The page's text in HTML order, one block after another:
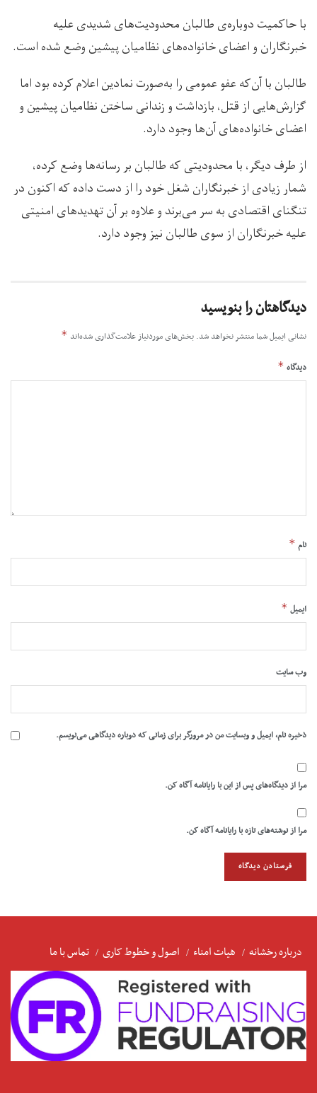
با حاکمیت دوباره‌ی طالبان محدودیت‌های شدیدی علیه
خبرنگاران و اعضای خانواده‌های نظامیان پیشین وضع شده است.
طالبان با آن‌که عفو عمومی را به‌صورت نمادین اعلام کرده بود اما
گزارش‌هایی از قتل، بازداشت و زندانی ساختن نظامیان پیشین و
اعضای خانواده‌های آن‌ها وجود دارد.
از طرف دیگر، با محدودیتی که طالبان بر رسانه‌ها وضع کرده،
شمار زیادی از خبرنگاران شغل خود را از دست داده که اکنون در
تنگنای اقتصادی به سر می‌برند و علاوه بر آن تهدیدهای امنیتی
علیه خبرنگاران از سوی طالبان نیز وجود دارد.
دیدگاهتان را بنویسید
نشانی ایمیل شما منتشر نخواهد شد. بخش‌های موردنیاز علامت‌گذاری شده‌اند *
دیدگاه *
نام *
ایمیل *
وب‌ سایت
ذخیره نام، ایمیل و وبسایت من در مرورگر برای زمانی که دوباره دیدگاهی می‌نویسم.
مرا از دیدگاه‌های پس از این با رایانامه آگاه کن.
مرا از نوشته‌های تازه با رایانامه آگاه کن.
درباره رخشانه هیات امناء اصول و خطوط کاری تماس با ما